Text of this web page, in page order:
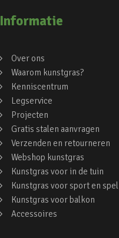
Informatie
Over ons
Waarom kunstgras?
Kenniscentrum
Legservice
Projecten
Gratis stalen aanvragen
Verzenden en retourneren
Webshop kunstgras
Kunstgras voor in de tuin
Kunstgras voor sport en spel
Kunstgras voor balkon
Accessoires